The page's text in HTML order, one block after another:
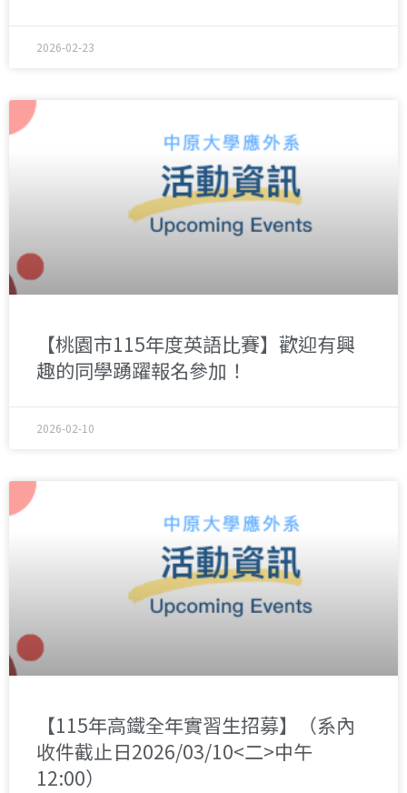
2026-02-23
【桃園市115年度英語比賽】歡迎有興
趣的同學踴躍報名參加！
2026-02-10
【115年高鐵全年實習生招募】（系內
收件截止日2026/03/10<二>中午
12:00）